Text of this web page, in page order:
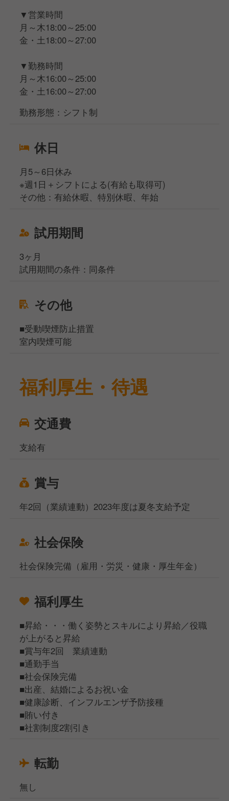
▼営業時間
月～木18:00～25:00
金・土18:00～27:00
▼勤務時間
月～木16:00～25:00
金・土16:00～27:00
勤務形態：シフト制
休日
月5～6日休み
※週1日＋シフトによる(有給も取得可)
その他：有給休暇、特別休暇、年始
試用期間
3ヶ月
試用期間の条件：同条件
その他
■受動喫煙防止措置
室内喫煙可能
福利厚生・待遇
交通費
支給有
賞与
年2回（業績連動）2023年度は夏冬支給予定
社会保険
社会保険完備（雇用・労災・健康・厚生年金）
福利厚生
■昇給・・・働く姿勢とスキルにより昇給／役職
が上がると昇給
■賞与年2回 業績連動
■通勤手当
■社会保険完備
■出産、結婚によるお祝い金
■健康診断、インフルエンザ予防接種
■賄い付き
■社割制度2割引き
転勤
無し